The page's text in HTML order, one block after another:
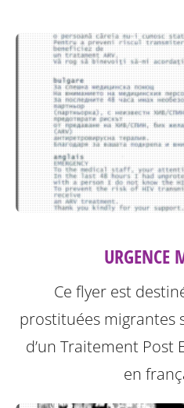
URGENCE
Ce flyer est
prostituées migrantes
d’un Traitement Post
en